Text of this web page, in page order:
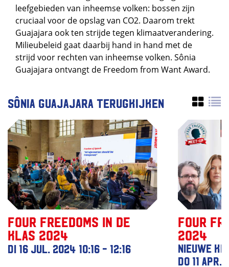
leefgebieden van inheemse volken: bossen zijn
cruciaal voor de opslag van CO2. Daarom trekt
Guajajara ook ten strijde tegen klimaatverandering.
Milieubeleid gaat daarbij hand in hand met de
strijd voor rechten van inheemse volken. Sônia
Guajajara ontvangt de Freedom from Want Award.
Sônia Guajajara terugkijken
Four Freedoms in de
klas 2024
di 16 jul. 2024 10:16 - 12:16
Four
2024
Nieuwe
do 11 apr.